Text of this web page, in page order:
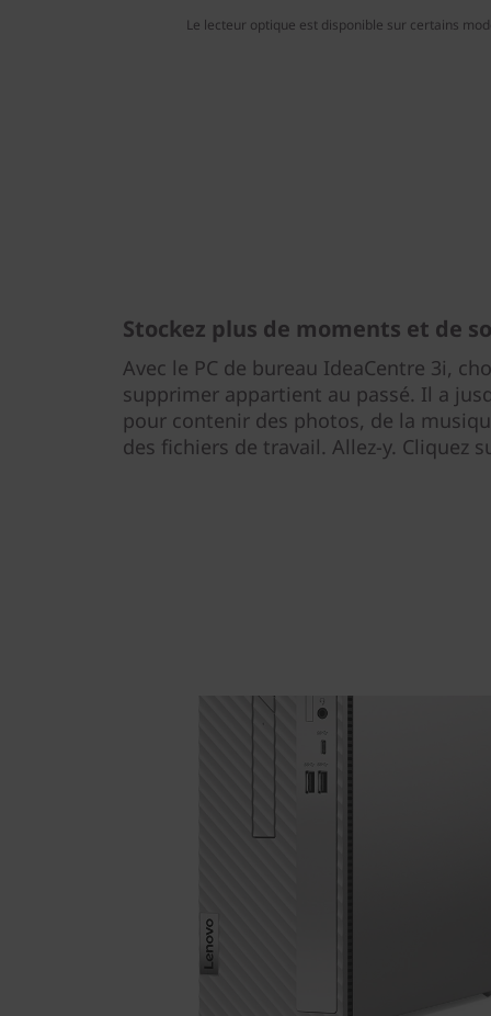
Le lecteur optique est disponible sur certains
Stockez plus de moments et de
Avec le PC de bureau IdeaCentre 3i,
supprimer appartient au passé. Il a
pour contenir des photos, de la
des fichiers de travail. Allez-y. Cliquez